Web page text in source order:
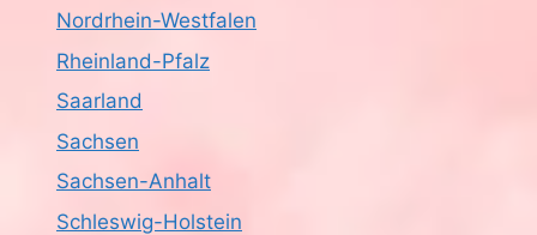
Nordrhein-Westfalen
Rheinland-Pfalz
Saarland
Sachsen
Sachsen-Anhalt
Schleswig-Holstein